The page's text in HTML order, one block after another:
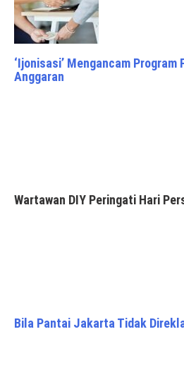
‘Ijonisasi’ Mengancam Program
Anggaran
Wartawan DIY Peringati Hari
Bila Pantai Jakarta Tidak